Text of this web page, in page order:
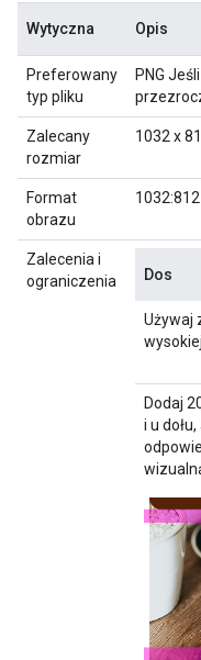
Wytyczna Opis
Preferowany
typ pliku
PNG
Zalecany
rozmiar
1032 x
Format
obrazu
Zalecenia i
ograniczenia
Dos
Używaj
Dodaj
i u